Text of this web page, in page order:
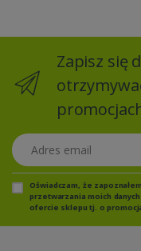
Zapisz się
Adres email
Oświadczam, że
przetwarzania moich
ofercie sklepu tj. o